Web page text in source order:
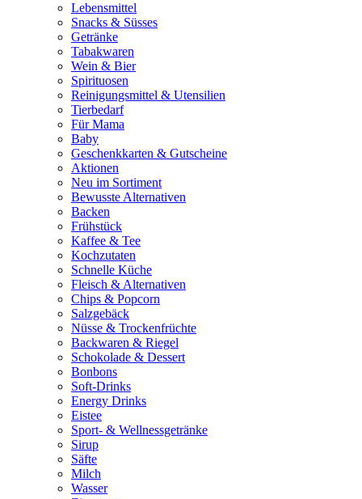
Lebensmittel
Snacks & Süsses
Getränke
Tabakwaren
Wein & Bier
Spirituosen
Reinigungsmittel & Utensilien
Tierbedarf
Für Mama
Baby
Geschenkkarten & Gutscheine
Aktionen
Neu im Sortiment
Bewusste Alternativen
Backen
Frühstück
Kaffee & Tee
Kochzutaten
Schnelle Küche
Fleisch & Alternativen
Chips & Popcorn
Salzgebäck
Nüsse & Trockenfrüchte
Backwaren & Riegel
Schokolade & Dessert
Bonbons
Soft-Drinks
Energy Drinks
Eistee
Sport- & Wellnessgetränke
Sirup
Säfte
Milch
Wasser